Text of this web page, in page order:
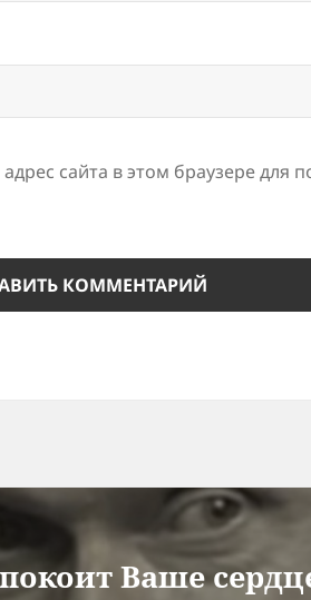
сайта в этом браузере для
Ваше